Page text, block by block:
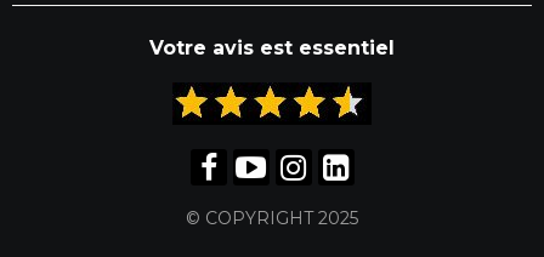
Votre avis est essentiel
© COPYRIGHT 2025